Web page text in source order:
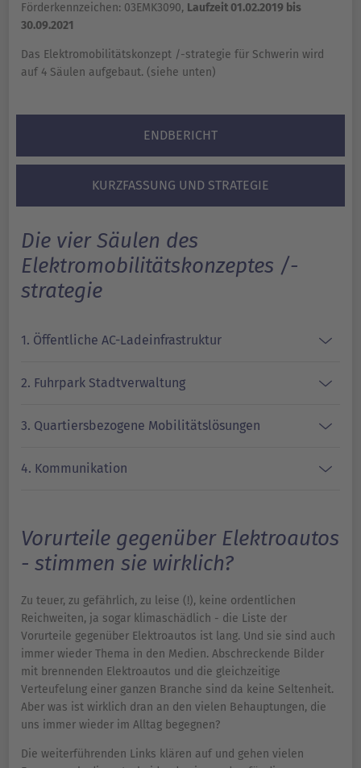
Förderkennzeichen: 03EMK3090, Laufzeit 01.02.2019 bis
30.09.2021
Das Elektromobilitätskonzept /-strategie für Schwerin wird
auf 4 Säulen aufgebaut. (siehe unten)
ENDBERICHT
KURZFASSUNG UND STRATEGIE
Die vier Säulen des
Elektromobilitätskonzeptes /-
strategie
1. Öffentliche AC-Ladeinfrastruktur
2. Fuhrpark Stadtverwaltung
3. Quartiersbezogene Mobilitätslösungen
4. Kommunikation
Vorurteile gegenüber Elektroautos
- stimmen sie wirklich?
Zu teuer, zu gefährlich, zu leise (!), keine ordentlichen
Reichweiten, ja sogar klimaschädlich - die Liste der
Vorurteile gegenüber Elektroautos ist lang. Und sie sind auch
immer wieder Thema in den Medien. Abschreckende Bilder
mit brennenden Elektroautos und die gleichzeitige
Verteufelung einer ganzen Branche sind da keine Seltenheit.
Aber was ist wirklich dran an den vielen Behauptungen, die
uns immer wieder im Alltag begegnen?
Die weiterführenden Links klären auf und gehen vielen